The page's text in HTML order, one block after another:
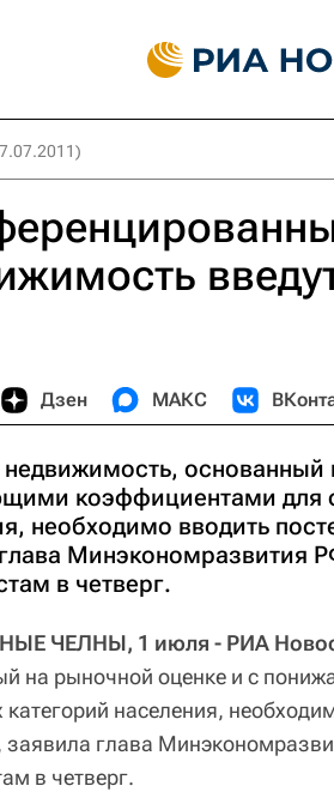
Дзен МАКС
недвижимость, основанный
коэффициентами для
необходимо вводить
Минэкономразвития
в четверг.
ЧЕЛНЫ, 1 июля - РИА
на рыночной оценке и с
категорий населения,
заявила глава
в четверг.